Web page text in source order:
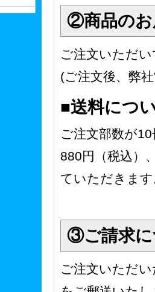
②商品のお
ご注文いただ
(ご注文後、弊
■送料につ
ご注文部数が
880円（税込）
ていただきま
③ご請求に
ご注文いただ